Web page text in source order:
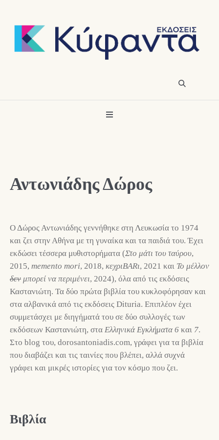
Αντωνιάδης Δώρος
Ο Δώρος Αντωνιάδης γεννήθηκε στη Λευκωσία το 1974
και ζει στην Αθήνα με τη γυναίκα και τα παιδιά του. Έχει
εκδώσει τέσσερα μυθιστορήματα (Στο μάτι του ταύρου,
2015, memento mori, 2018, κεχριBARι, 2021 και Το μέλλον
δεν μπορεί να περιμένει, 2024), όλα από τις εκδόσεις
Καστανιώτη. Τα δύο πρώτα βιβλία του κυκλοφόρησαν και
στα αλβανικά από τις εκδόσεις Dituria. Επιπλέον έχει
συμμετάσχει με διηγήματά του σε δύο συλλογές των
εκδόσεων Καστανιώτη, στα Ελληνικά Εγκλήματα 6 και 7.
Στο blog του, dorosantoniadis.com, γράφει για τα βιβλία
που διαβάζει και τις ταινίες που βλέπει, αλλά συχνά
γράφει και μικρές ιστορίες για τον κόσμο που ζει.
Βιβλία